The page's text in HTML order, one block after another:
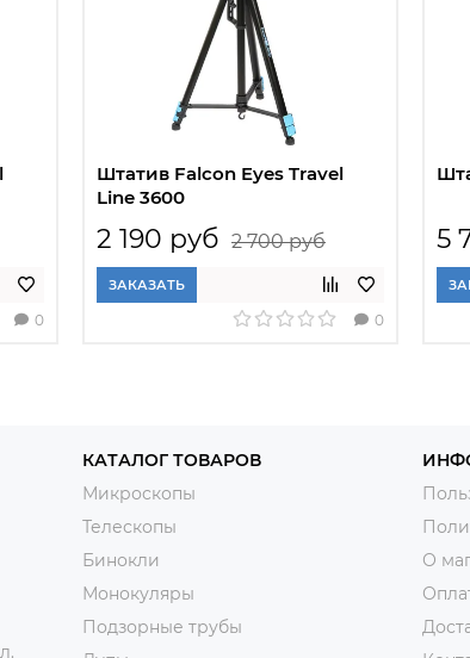
0
Штатив Falcon Eyes Travel
Line 3600
2 190 руб 2 700 руб
ЗАКАЗАТЬ
0
5
КАТАЛОГ ТОВАРОВ
Микроскопы
Телескопы
Бинокли
Монокуляры
Подзорные трубы
О